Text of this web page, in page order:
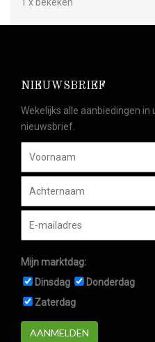
NIEUWSBRIEF
Wekelijks alle aanbiedingen in
nieuwsbrief.
Mijn marktdag:
Dinsdag
Donderdag
Zaterdag
AANMELDEN